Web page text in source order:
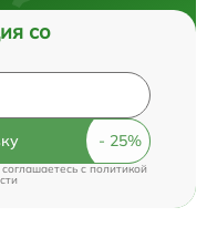
со
cполитикой